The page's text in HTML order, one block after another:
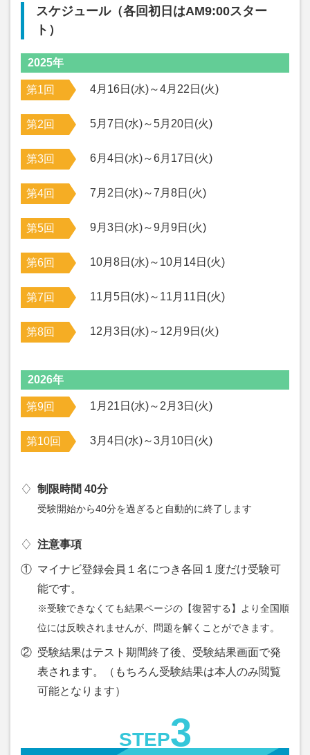
スケジュール（各回初日はAM9:00スター
ト）
2025年
第1回 4月16日(水)～4月22日(火)
第2回 5月7日(水)～5月20日(火)
第3回 6月4日(水)～6月17日(火)
第4回 7月2日(水)～7月8日(火)
第5回 9月3日(水)～9月9日(火)
第6回 10月8日(水)～10月14日(火)
第7回 11月5日(水)～11月11日(火)
第8回 12月3日(水)～12月9日(火)
2026年
第9回 1月21日(水)～2月3日(火)
第10回 3月4日(水)～3月10日(火)
♢ 制限時間 40分
受験開始から40分を過ぎると自動的に終了します
♢ 注意事項
① マイナビ登録会員１名につき各回１度だけ受験可
能です。
※受験できなくても結果ページの【復習する】より全国順
位には反映されませんが、問題を解くことができます。
② 受験結果はテスト期間終了後、受験結果画面で発
表されます。（もちろん受験結果は本人のみ閲覧
可能となります）
STEP3